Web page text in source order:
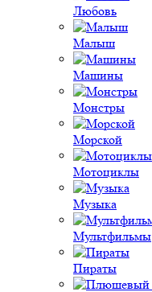
Любовь
Малыш
Машины
Монстры
Морской
Мотоциклы
Музыка
Мультфильмы
Пираты